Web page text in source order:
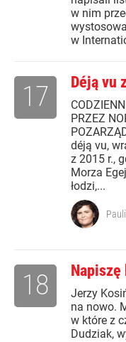
w nim
w
Déją vu
PRZEZ
déją vu,
z 2015 r.,
Morza
łodzi,...
17
Jerzy
na nowo.
w które z
Dudziak,
18